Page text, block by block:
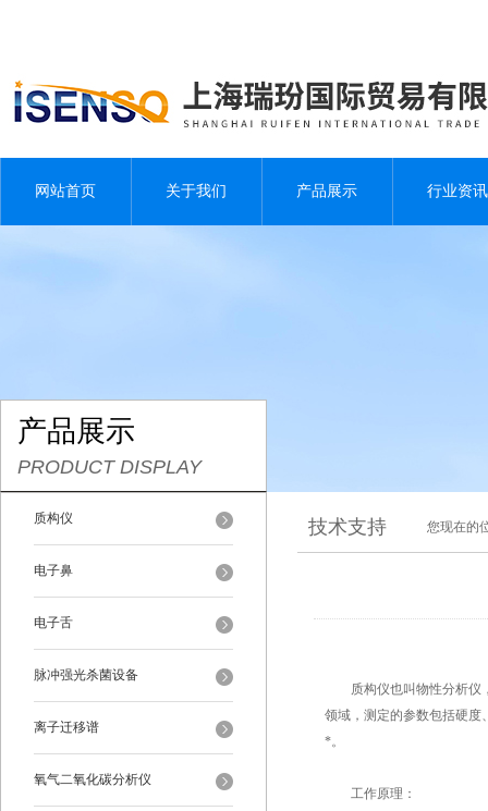
网站首页 关于我们 产品展示 行业资讯
产品展示
PRODUCT DISPLAY
质构仪
电子鼻
电子舌
脉冲强光杀菌设备
离子迁移谱
氧气二氧化碳分析仪
技术支持 您现在的
质构仪也叫物性分析仪，
领域，测定的参数包括硬度
*。
工作原理：